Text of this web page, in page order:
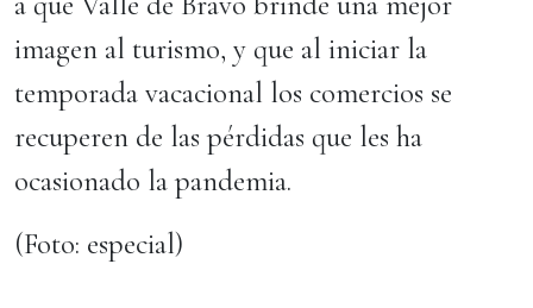
imagen al turismo, y que al iniciar la
temporada vacacional los comercios se
recuperen de las pérdidas que les ha
ocasionado la pandemia.
(Foto: especial)